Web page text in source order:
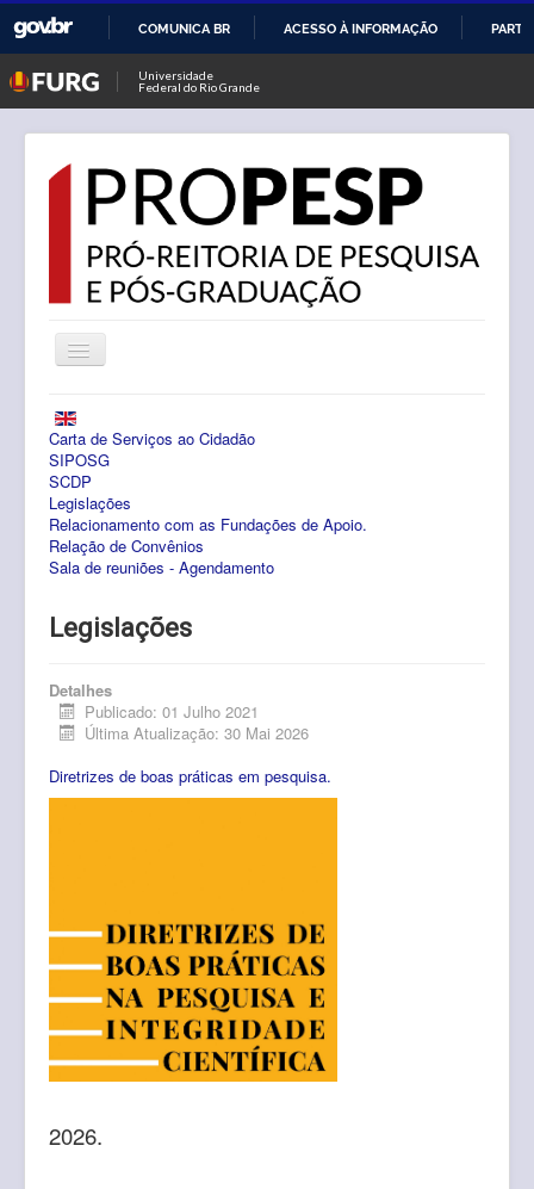
O
CONTEÚDO
COMUNICA BR ACESSO À INFORMAÇÃO
Universidade
Federal do Rio Grande
Alternar
Navegação
Notícias
PROPESP
Pesquisa
Pós-Graduação
Internacionalização.
Editais
Comitês
Eventos
Carta de Serviços ao Cidadão
SIPOSG
SCDP
Legislações
Relacionamento com as Fundações de Apoio.
Relação de Convênios
Sala de reuniões - Agendamento
Legislações
Detalhes
Publicado: 01 Julho 2021
Última Atualização: 30 Mai 2026
Diretrizes de boas práticas em pesquisa.
2026.